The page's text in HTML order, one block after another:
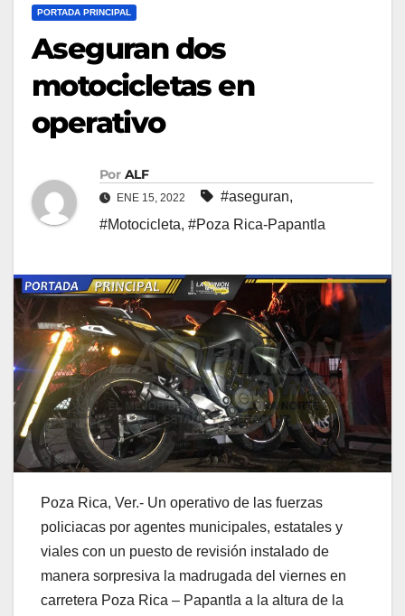
PORTADA PRINCIPAL
Aseguran dos
motocicletas en
operativo
Por ALF
ENE 15, 2022 #aseguran,
#Motocicleta, #Poza Rica-Papantla
Poza Rica, Ver.- Un operativo de las fuerzas
policiacas por agentes municipales, estatales y
viales con un puesto de revisión instalado de
manera sorpresiva la madrugada del viernes en
carretera Poza Rica – Papantla a la altura de la